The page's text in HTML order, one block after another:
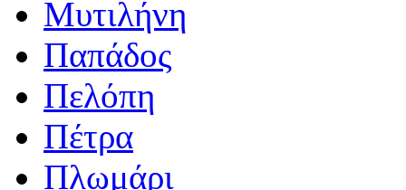
Μυτιλήνη
Παπάδος
Πελόπη
Πέτρα
Πλωμάρι